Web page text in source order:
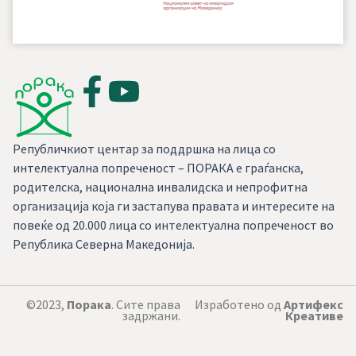
Републичкиот центар за поддршка на лица со
интелектуална попреченост – ПОРАКА е граѓанска,
родителска, национална инвалидска и непрофитна
организација која ги застапува правата и интересите на
повеќе од 20.000 лица со интелектуална попреченост во
Република Северна Македонија.
©2023, Порака. Сите права
задржани.
Изработено од Артифекс
Креативе